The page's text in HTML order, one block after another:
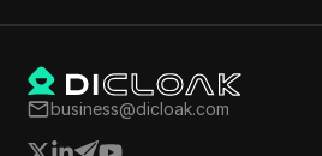
business@dicloak.com